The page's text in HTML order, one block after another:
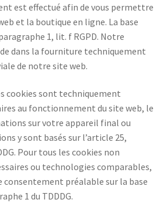
est effectué afin de vous permettre
et la boutique en ligne. La base
1, lit. f RGPD. Notre
dans la fourniture techniquement
de notre site web.
cookies sont techniquement
au fonctionnement du site web, le
sur votre appareil final ou
y sont basés sur l’article 25,
Pour tous les cookies non
ou technologies comparables,
consentement préalable sur la base
1 du TDDDG.